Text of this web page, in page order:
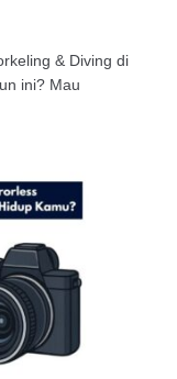
& Diving di
ini? Mau